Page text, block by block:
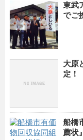
東武
でご
大原
定！
船橋
薦状